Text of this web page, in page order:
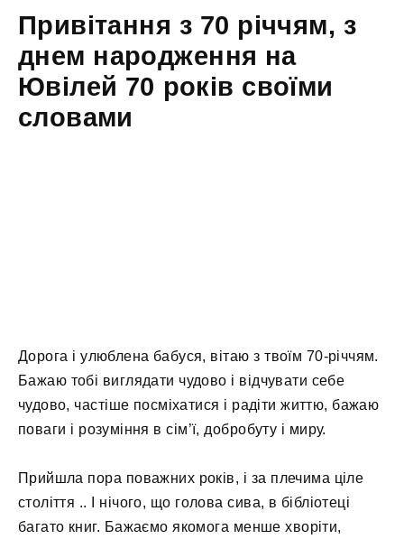
Привітання з 70 річчям, з
днем народження на
Ювілей 70 років своїми
словами
Дорога і улюблена бабуся, вітаю з твоїм 70-річчям.
Бажаю тобі виглядати чудово і відчувати себе
чудово, частіше посміхатися і радіти життю, бажаю
поваги і розуміння в сім’ї, добробуту і миру.
Прийшла пора поважних років, і за плечима ціле
століття .. І нічого, що голова сива, в бібліотеці
багато книг. Бажаємо якомога менше хворіти,